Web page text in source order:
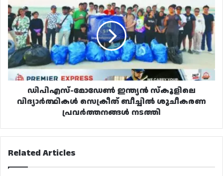
മോഡേൺ
ഇന്ത്യൻ
സ്‌കൂളിലെ
വിദ്യാർത്ഥികൾ
സെക്രീത്
ബീച്ചിൽ
ശുചീകരണ
പ്രവർത്തനങ്ങൾ
നടത്തിഡിപിഎസ്-മോഡേൺ ഇന്ത്യൻ സ്‌കൂളിലെ
വിദ്യാർത്ഥികൾ സെക്രീത് ബീച്ചിൽ ശുചീകരണ
പ്രവർത്തനങ്ങൾ നടത്തി
Related Articles